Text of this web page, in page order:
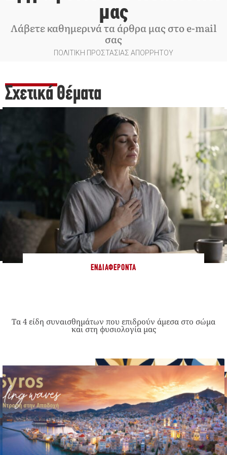
μας
Λάβετε καθημερινά τα άρθρα μας στο e-mail
σας
ΠΟΛΙΤΙΚΗ ΠΡΟΣΤΑΣΙΑΣ ΑΠΟΡΡΗΤΟΥ
Σχετικά Θέματα
ΕΝΔΙΑΦΈΡΟΝΤΑ
Τα 4 είδη συναισθημάτων που επιδρούν άμεσα στο σώμα
και στη φυσιολογία μας